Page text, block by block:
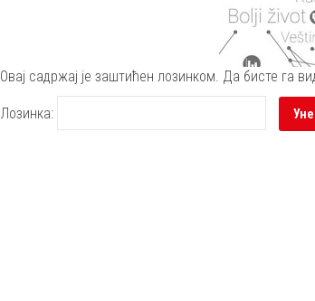
Овај садржај је заштићен лозинком. Да бисте га
Лозинка: